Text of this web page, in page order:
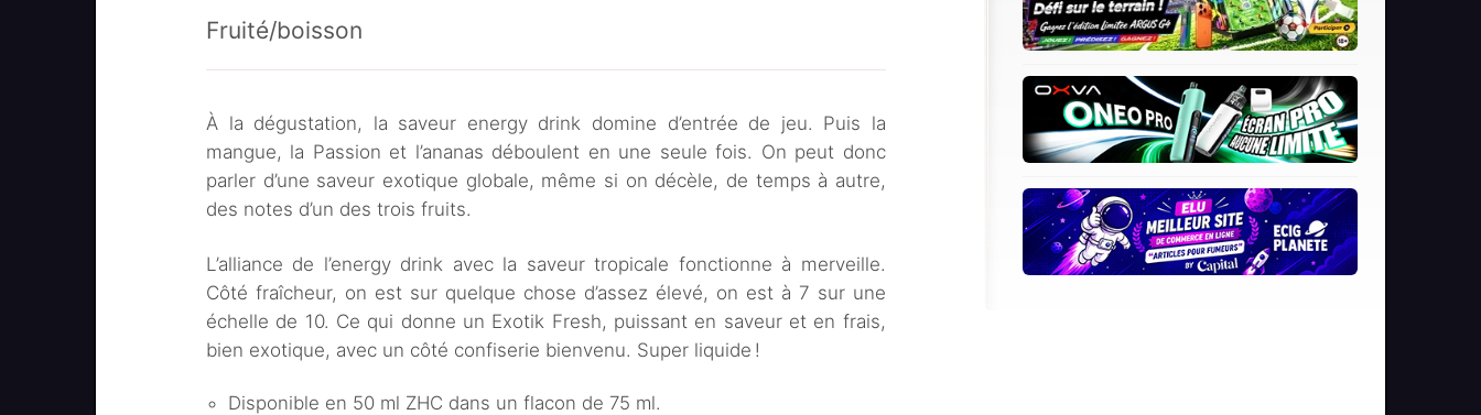
Fruité/boisson
À la dégustation, la saveur energy drink domine d’entrée de jeu. Puis la
mangue, la Passion et l’ananas déboulent en une seule fois. On peut donc
parler d’une saveur exotique globale, même si on décèle, de temps à autre,
des notes d’un des trois fruits.
L’alliance de l’energy drink avec la saveur tropicale fonctionne à merveille.
Côté fraîcheur, on est sur quelque chose d’assez élevé, on est à 7 sur une
échelle de 10. Ce qui donne un Exotik Fresh, puissant en saveur et en frais,
bien exotique, avec un côté confiserie bienvenu. Super liquide !
Disponible en 50 ml ZHC dans un flacon de 75 ml.